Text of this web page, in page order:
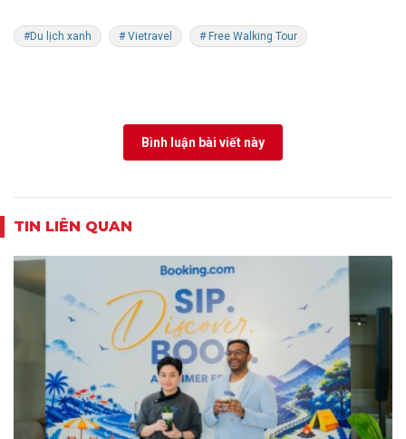
#Du lịch xanh # Vietravel # Free Walking Tour
Bình luận bài viết này
TIN LIÊN QUAN